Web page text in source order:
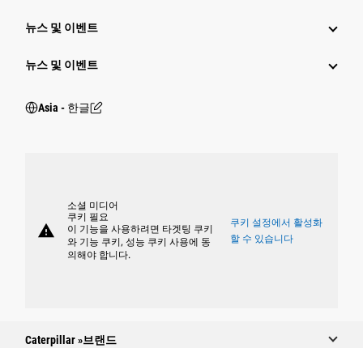
뉴스 및 이벤트
뉴스 및 이벤트
Asia - 한글
warning
소셜 미디어
쿠키 필요
이 기능을 사용하려면 타겟팅 쿠키
와 기능 쿠키, 성능 쿠키 사용에 동
의해야 합니다.
쿠키 설정에서 활성화
할 수 있습니다
Caterpillar »브랜드